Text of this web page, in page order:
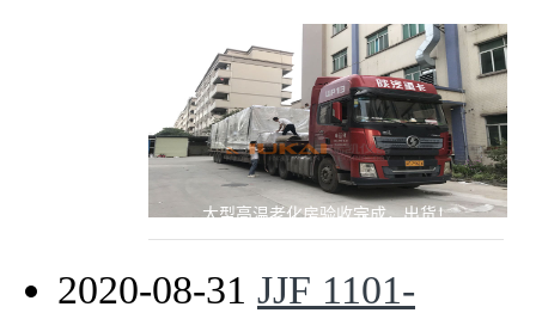
大型高温老化房验收完成，出货！
2020-08-31 JJF 1101-